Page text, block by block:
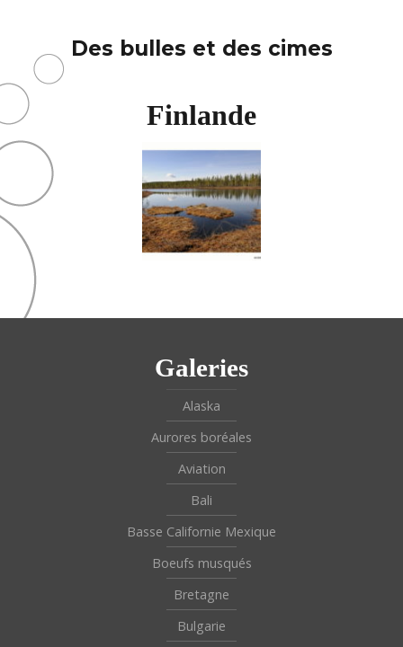
Des bulles et des cimes
Finlande
Galeries
Alaska
Aurores boréales
Aviation
Bali
Basse Californie Mexique
Boeufs musqués
Bretagne
Bulgarie